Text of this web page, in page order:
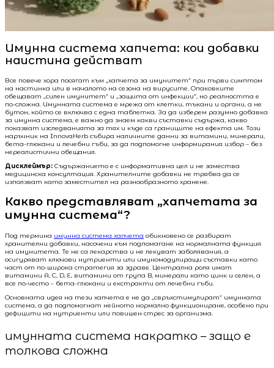
Имунна система хапчета: кои добавки
наистина действат
Все повече хора посягат към „хапчета за имунитет“ при първи симптом
на настинка или в началото на сезона на вирусите. Опаковките
обещават „силен имунитет“ и „защита от инфекции“, но реалността е
по-сложна. Имунната система е мрежа от клетки, тъкани и органи, а не
бутон, който се включва с една таблетка. За да изберем разумно добавка
за имунна система, е важно да знаем какви съставки съдържа, какво
показват изследванията за тях и къде са границите на ефекта им. Този
наръчник на InnovaHerb събира наличните данни за витамини, минерали,
бета-глюкани и лечебни гъби, за да подпомогне информирания избор – без
нереалистични обещания.
Дисклеймър: Съдържанието е с информативна цел и не замества
медицинска консултация. Хранителните добавки не трябва да се
използват като заместител на разнообразното хранене.
Какво представляват „хапчетата за
имунна система“?
Под термина имунна система хапчета обикновено се разбират
хранителни добавки, насочени към подпомагане на нормалната функция
на имунитета. Те не са лекарства и не лекуват заболявания, а
осигуряват ключови нутриенти или имуномодулиращи съставки като
част от по-широка стратегия за здраве. Централна роля имат
витамини A, C, D, E, витамини от група B, минерали като цинк и селен, а
все по-често – бета-глюкани и екстракти от лечебни гъби.
Основната идея на тези хапчета е не да „свръхстимулират“ имунната
система, а да подпомогнат нейното нормално функциониране, особено при
дефицити на нутриенти или повишен стрес за организма.
имунната система накратко – защо е
толкова сложна